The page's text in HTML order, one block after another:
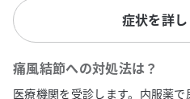
症状を詳
痛風結節への対処法は？
医療機関を受診します。内服薬